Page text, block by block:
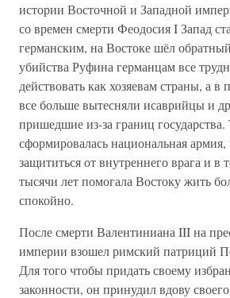
истории Восточной и Западной
со времен смерти Феодосия I Запад
германским, на Востоке шёл
убийства Руфина германцам все
действовать как хозяевам страны, а
все больше вытесняли исаврийцы и
пришедшие из-за границ
сформировалась национальная армия,
защититься от внутреннего врага и в
тысячи лет помогала Востоку жить
спокойно.
После смерти Валентиниана III на
империи взошел римский патриций
Для того чтобы придать своему
законности, он принудил вдову